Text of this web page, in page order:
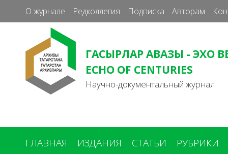
О журнале Редколлегия Подписка Авторам
ГАСЫРЛАР АВАЗЫ - ЭХО
ECHO OF CENTURIES
Научно-документальный журнал
ГЛАВНАЯ ИЗДАНИЯ СТАТЬИ РУБРИКИ